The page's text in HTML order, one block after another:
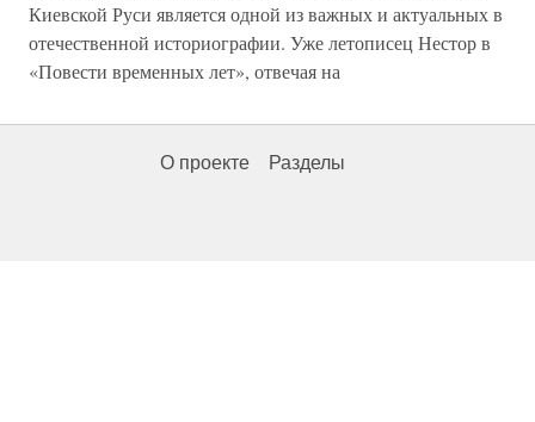
Киевской Руси является одной из важных и актуальных в
отечественной историографии. Уже летописец Нестор в
«Повести временных лет», отвечая на
О проекте Разделы